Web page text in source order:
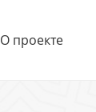
О проекте